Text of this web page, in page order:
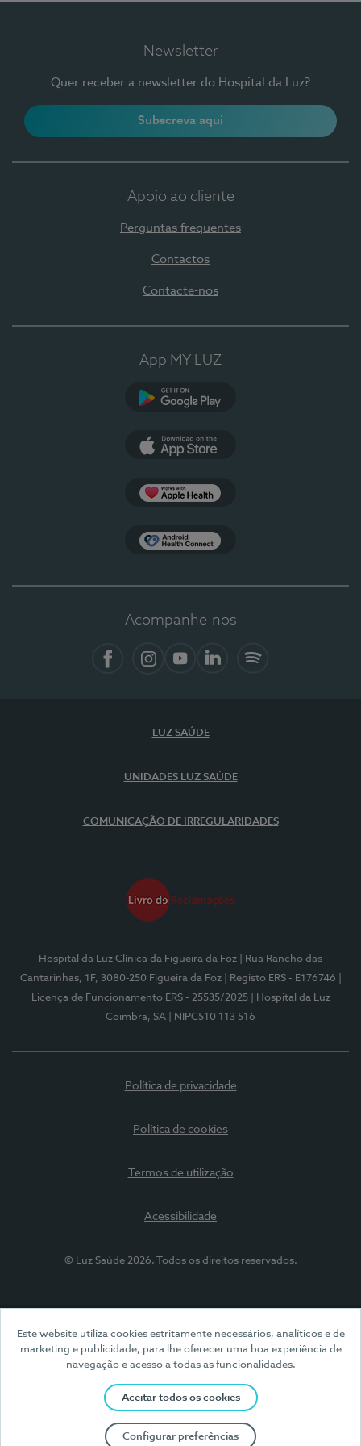
Este website utiliza cookies estritamente necessários, analíticos e de
marketing e publicidade, para lhe oferecer uma boa experiência de
navegação e acesso a todas as funcionalidades.
Aceitar todos os cookies
Configurar preferências
Newsletter
Quer receber a newsletter do Hospital da Luz?
Subscreva aqui
Apoio ao cliente
Perguntas frequentes
Contactos
Contacte-nos
App MY LUZ
Acompanhe-nos
LUZ SAÚDE
UNIDADES LUZ SAÚDE
COMUNICAÇÃO DE IRREGULARIDADES
Hospital da Luz Clínica da Figueira da Foz
| Rua Rancho das
Cantarinhas, 1F, 3080-250 Figueira da Foz
| Registo ERS - E176746
Licença de Funcionamento ERS - 25535/2025
| Hospital da Luz
Coimbra, SA
| NIPC510 113 516
Política de privacidade
Política de cookies
Termos de utilização
Acessibilidade
© Luz Saúde 2026. Todos os direitos reservados.